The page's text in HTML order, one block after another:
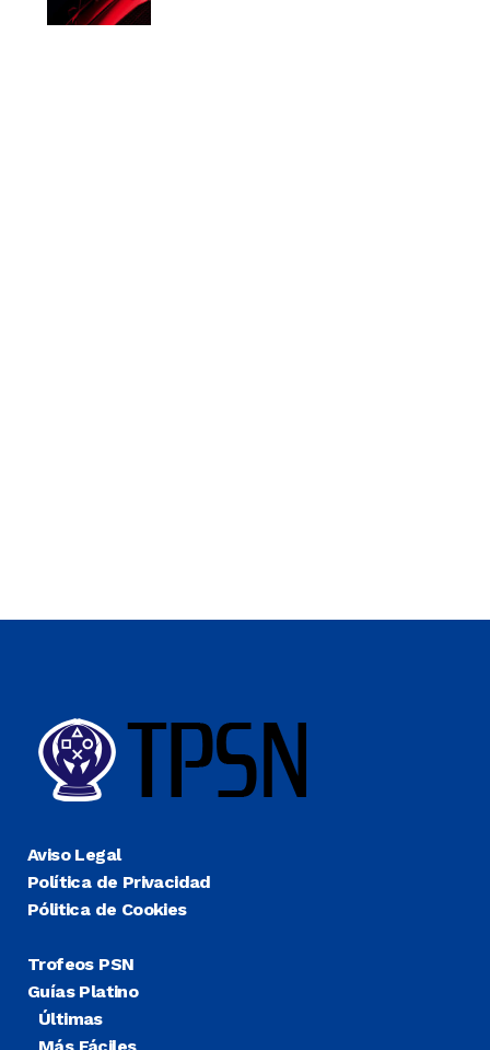
Aviso Legal
Política de Privacidad
Pólitica de Cookies
Trofeos PSN
Guías Platino
Últimas